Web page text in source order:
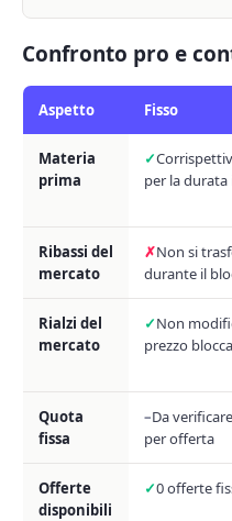
Confronto pro e
Aspetto Fisso
Materia
prima
per la durata
Ribassi del
mercato
Non si
durante il
Rialzi del
mercato
Non
prezzo
Quota
fissa
Da
per offerta
Offerte
disponibili
0 offerte